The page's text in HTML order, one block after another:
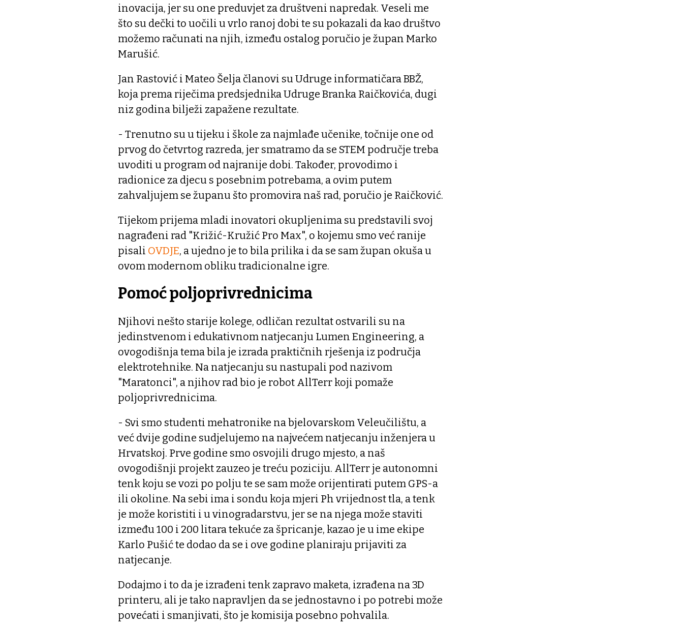
inovacija, jer su one preduvjet za društveni napredak. Veseli me
što su dečki to uočili u vrlo ranoj dobi te su pokazali da kao društvo
možemo računati na njih, između ostalog poručio je župan Marko
Marušić.
Jan Rastović i Mateo Šelja članovi su Udruge informatičara BBŽ,
koja prema riječima predsjednika Udruge Branka Raičkovića, dugi
niz godina bilježi zapažene rezultate.
- Trenutno su u tijeku i škole za najmlađe učenike, točnije one od
prvog do četvrtog razreda, jer smatramo da se STEM područje treba
uvoditi u program od najranije dobi. Također, provodimo i
radionice za djecu s posebnim potrebama, a ovim putem
zahvaljujem se županu što promovira naš rad, poručio je Raičković.
Tijekom prijema mladi inovatori okupljenima su predstavili svoj
nagrađeni rad "Križić-Kružić Pro Max", o kojemu smo već ranije
pisali OVDJE, a ujedno je to bila prilika i da se sam župan okuša u
ovom modernom obliku tradicionalne igre.
Pomoć poljoprivrednicima
Njihovi nešto starije kolege, odličan rezultat ostvarili su na
jedinstvenom i edukativnom natjecanju Lumen Engineering, a
ovogodišnja tema bila je izrada praktičnih rješenja iz područja
elektrotehnike. Na natjecanju su nastupali pod nazivom
"Maratonci", a njihov rad bio je robot AllTerr koji pomaže
poljoprivrednicima.
- Svi smo studenti mehatronike na bjelovarskom Veleučilištu, a
već dvije godine sudjelujemo na najvećem natjecanju inženjera u
Hrvatskoj. Prve godine smo osvojili drugo mjesto, a naš
ovogodišnji projekt zauzeo je treću poziciju. AllTerr je autonomni
tenk koju se vozi po polju te se sam može orijentirati putem GPS-a
ili okoline. Na sebi ima i sondu koja mjeri Ph vrijednost tla, a tenk
je može koristiti i u vinogradarstvu, jer se na njega može staviti
između 100 i 200 litara tekuće za špricanje, kazao je u ime ekipe
Karlo Pušić te dodao da se i ove godine planiraju prijaviti za
natjecanje.
Dodajmo i to da je izrađeni tenk zapravo maketa, izrađena na 3D
printeru, ali je tako napravljen da se jednostavno i po potrebi može
povećati i smanjivati, što je komisija posebno pohvalila.